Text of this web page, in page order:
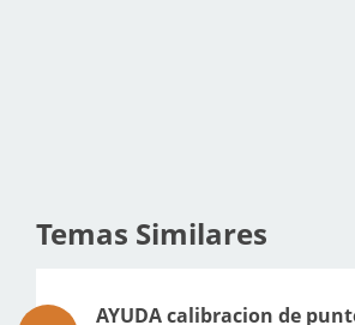
Temas Similares
AYUDA calibracion de